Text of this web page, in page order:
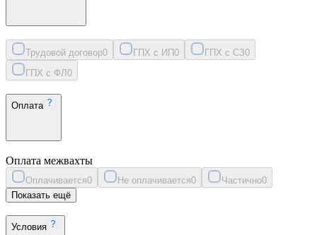
Трудовой договор0 ГПХ с ИП0 ГПХ с СЗ0
ГПХ с ФЛ 0
Оплата
Оплата межвахты
Оплачивается0 Не оплачивается0 Частично0
Показать ещё
Условия